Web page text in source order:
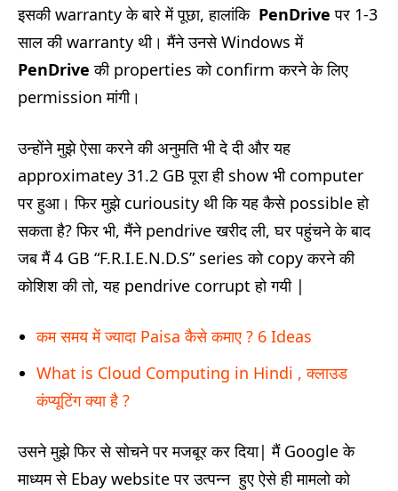
इसकी warranty के बारे में पूछा, हालांकि PenDrive पर 1-3
साल की warranty थी। मैंने उनसे Windows में
PenDrive की properties को confirm करने के लिए
permission मांगी।
उन्होंने मुझे ऐसा करने की अनुमति भी दे दी और यह
approximatey 31.2 GB पूरा ही show भी computer
पर हुआ। फिर मुझे curiousity थी कि यह कैसे possible हो
सकता है? फिर भी, मैंने pendrive खरीद ली, घर पहुंचने के बाद
जब मैं 4 GB “F.R.I.E.N.D.S” series को copy करने की
कोशिश की तो, यह pendrive corrupt हो गयी |
कम समय में ज्यादा Paisa कैसे कमाए ? 6 Ideas
What is Cloud Computing in Hindi , क्लाउड
कंप्यूटिंग क्‍या है ?
उसने मुझे फिर से सोचने पर मजबूर कर दिया| मैं Google के
माध्यम से Ebay website पर उत्पन्न हुए ऐसे ही मामलो को